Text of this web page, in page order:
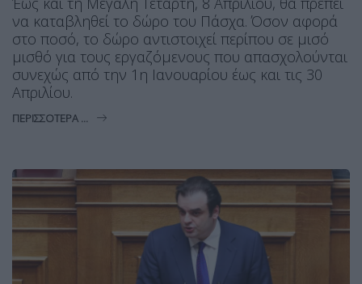
να καταβληθεί το δώρο του Πάσχα. Όσον αφορά
στο ποσό, το δώρο αντιστοιχεί περίπου σε μισό
μισθό για τους εργαζόμενους που απασχολούνται
συνεχώς από την 1η Ιανουαρίου έως και τις 30
Απριλίου.
ΠΕΡΙΣΣΌΤΕΡΑ ...